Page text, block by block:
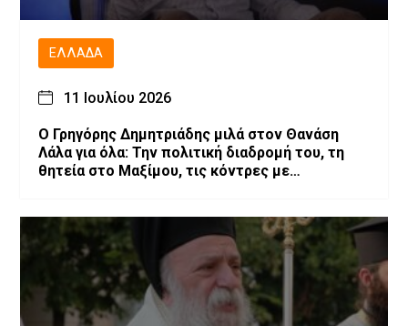
ΕΛΛΆΔΑ
11 Ιουλίου 2026
O Γρηγόρης Δημητριάδης μιλά στον Θανάση
Λάλα για όλα: Την πολιτική διαδρομή του, τη
θητεία στο Μαξίμου, τις κόντρες με